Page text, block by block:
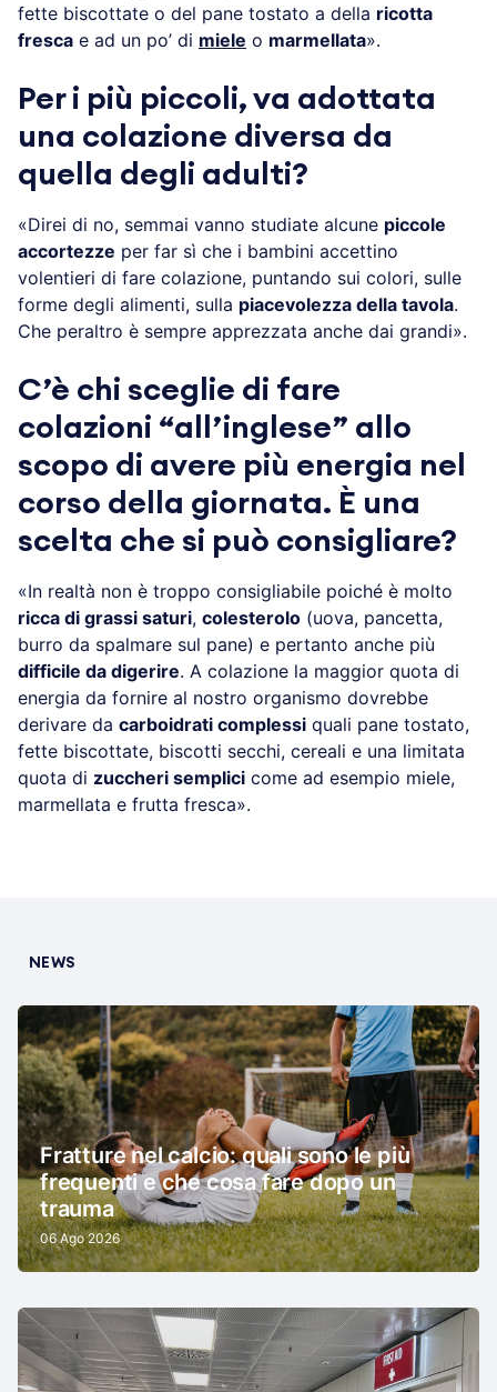
fette biscottate o del pane tostato a della ricotta
fresca e ad un po’ di miele o marmellata».
Per i più piccoli, va adottata
una colazione diversa da
quella degli adulti?
«Direi di no, semmai vanno studiate alcune piccole
accortezze per far sì che i bambini accettino
volentieri di fare colazione, puntando sui colori, sulle
forme degli alimenti, sulla piacevolezza della tavola.
Che peraltro è sempre apprezzata anche dai grandi».
C’è chi sceglie di fare
colazioni “all’inglese” allo
scopo di avere più energia nel
corso della giornata. È una
scelta che si può consigliare?
«In realtà non è troppo consigliabile poiché è molto
ricca di grassi saturi, colesterolo (uova, pancetta,
burro da spalmare sul pane) e pertanto anche più
difficile da digerire. A colazione la maggior quota di
energia da fornire al nostro organismo dovrebbe
derivare da carboidrati complessi quali pane tostato,
fette biscottate, biscotti secchi, cereali e una limitata
quota di zuccheri semplici come ad esempio miele,
marmellata e frutta fresca».
NEWS
Fratture nel calcio: quali sono le più
frequenti e che cosa fare dopo un
trauma
06 Ago 2026